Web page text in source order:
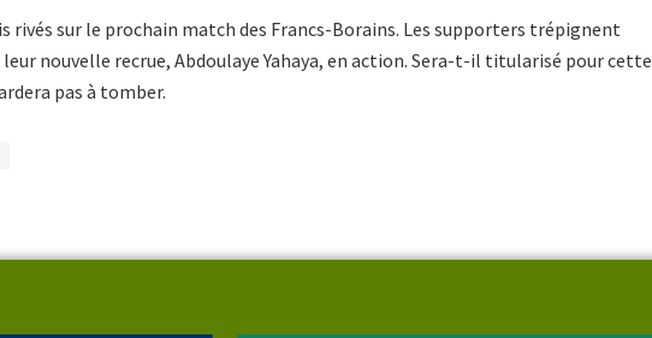
rivés sur le prochain match des Francs-Borains. Les supporters trépignent
leur nouvelle recrue, Abdoulaye Yahaya, en action. Sera-t-il titularisé pour cette
pas à tomber.